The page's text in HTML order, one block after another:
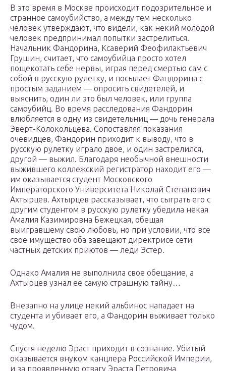
В это время в Москве происходит подозрительное и
странное самоубийство, а между тем несколько
человек утверждают, что видели, как некий молодой
человек предпринимал попытки застрелиться.
Начальник Фандорина, Ксаверий Феофилактьевич
Грушин, считает, что самоубийца просто хотел
пощекотать себе нервы, играя перед смертью сам с
собой в русскую рулетку, и посылает Фандорина с
простым заданием — опросить свидетелей, и
выяснить, один ли это был человек, или группа
самоубийц. Во время расследования Фандорин
влюбляется в одну из свидетельниц — дочь генерала
Эверт-Колокольцева. Сопоставляя показания
очевидцев, Фандорин приходит к выводу, что в
русскую рулетку играло двое, и один застрелился,
другой — выжил. Благодаря необычной внешности
выжившего коллежский регистратор находит его —
им оказывается студент Московского
Императорского Университета Николай Степанович
Ахтырцев. Ахтырцев рассказывает, что сыграть его с
другим студентом в русскую рулетку убедила некая
Амалия Казимировна Бежецкая, обещая
выигравшему свою любовь, но при условии, что все
свое имущество оба завещают директрисе сети
частных детских приютов — леди Эстер.
Однако Амалия не выполнила свое обещание, а
Ахтырцев узнал ее самую страшную тайну…
Внезапно на улице некий альбинос нападает на
студента и убивает его, а Фандорин выживает только
чудом.
Спустя неделю Эраст приходит в сознание. Убитый
оказывается внуком канцлера Российской Империи,
и за проявленную отвагу Эраста Петровича